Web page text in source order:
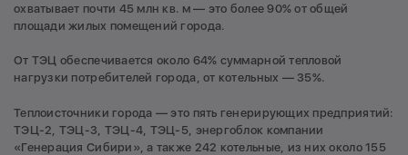
охватывает почти 45 млн кв. м — это более 90% от общей
площади жилых помещений города.
От ТЭЦ обеспечивается около 64% суммарной тепловой
нагрузки потребителей города, от котельных — 35%.
Теплоисточники города — это пять генерирующих предприятий:
ТЭЦ-2, ТЭЦ-3, ТЭЦ-4, ТЭЦ-5, энергоблок компании
«Генерация Сибири», а также 242 котельные, из них около 155